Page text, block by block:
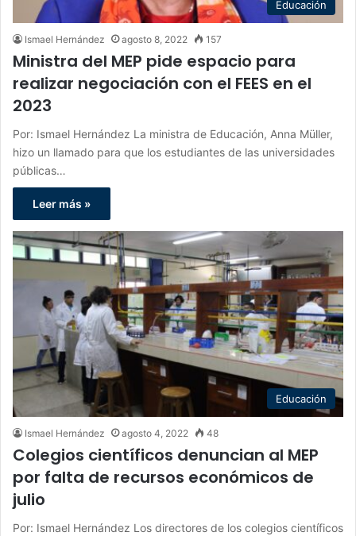
Educación
Ismael Hernández agosto 8, 2022 157
Ministra del MEP pide espacio para
realizar negociación con el FEES en el
2023
Por: Ismael Hernández La ministra de Educación, Anna Müller,
hizo un llamado para que los estudiantes de las universidades
públicas…
Leer más »
Educación
Ismael Hernández agosto 4, 2022 48
Colegios científicos denuncian al MEP
por falta de recursos económicos de
julio
Por: Ismael Hernández Los directores de los colegios científicos